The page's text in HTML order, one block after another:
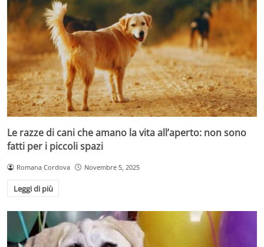
Le razze di cani che amano la vita all’aperto: non sono
fatti per i piccoli spazi
Romana Cordova Novembre 5, 2025
Leggi di più